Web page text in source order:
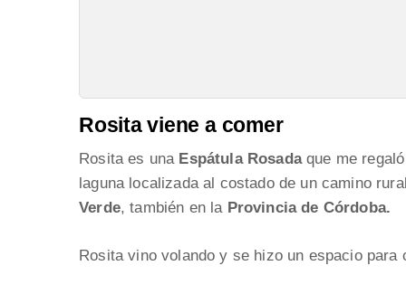
Rosita viene a comer
Rosita es una Espátula Rosadaque me
laguna localizada al costado de un camino
Verde, también en la Provincia de Córdoba.
Rosita vino volando y se hizo un espacio